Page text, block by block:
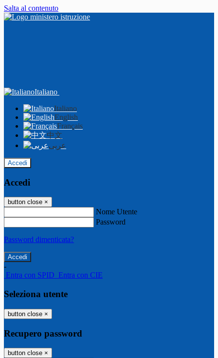
Salta al contenuto
Italiano
Italiano
English
Français
中文
عربى
Accedi
Accedi
button close ×
Nome Utente
Password
Password dimenticata?
-
Entra con SPID Entra con CIE
Seleziona utente
button close ×
Recupero password
button close ×